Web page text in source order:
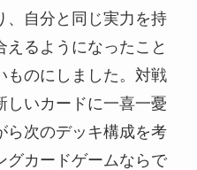
、自分と同じ実力を持
るようになったこと
ものにしました。対戦
しいカードに一喜一憂
ら次のデッキ構成を考
グカードゲームならで